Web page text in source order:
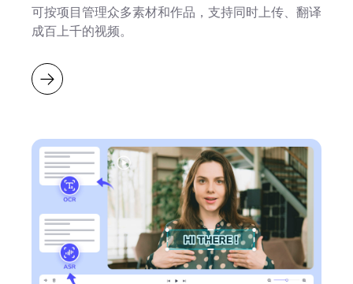
可按项目管理众多素材和作品，支持同时上传、翻译
成百上千的视频。